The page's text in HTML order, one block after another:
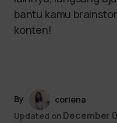
bantu kamu
konten!
By
coriena
Updated on December